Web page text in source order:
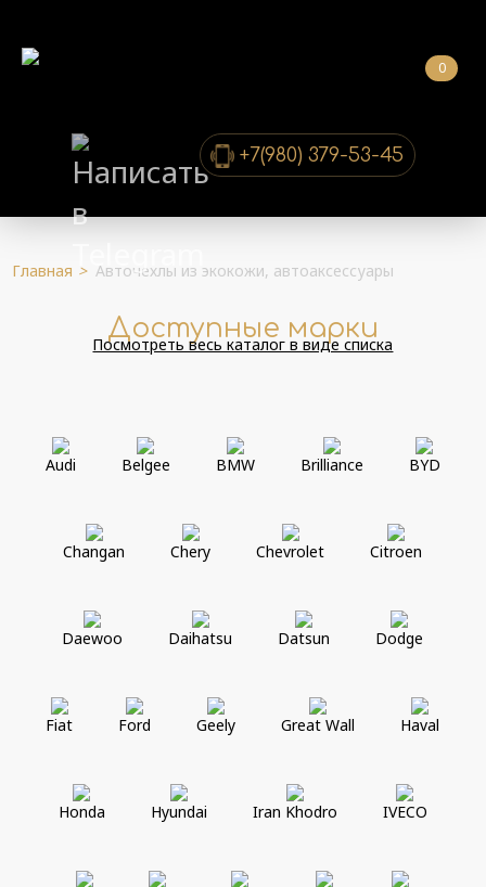
0
+7(980) 379-53-45
Главная > Авточехлы из экокожи, автоаксессуары
Доступные марки
Посмотреть весь каталог в виде списка
Audi Belgee BMW Brilliance BYD
Changan Chery Chevrolet Citroen
Daewoo Daihatsu Datsun Dodge
Fiat Ford Geely Great Wall Haval
Honda Hyundai Iran Khodro IVECO